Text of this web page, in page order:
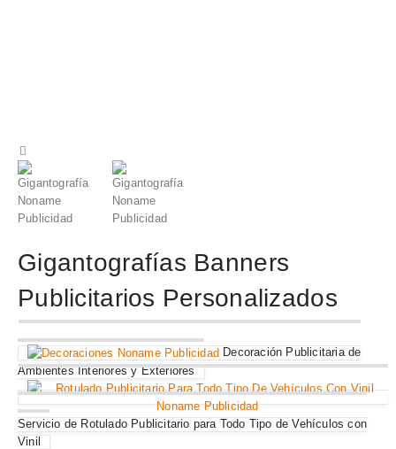
Gigantografías Banners
Publicitarios Personalizados
Decoración Publicitaria de
Ambientes Interiores y Exteriores
Servicio de Rotulado Publicitario para Todo Tipo de Vehículos con
Vinil